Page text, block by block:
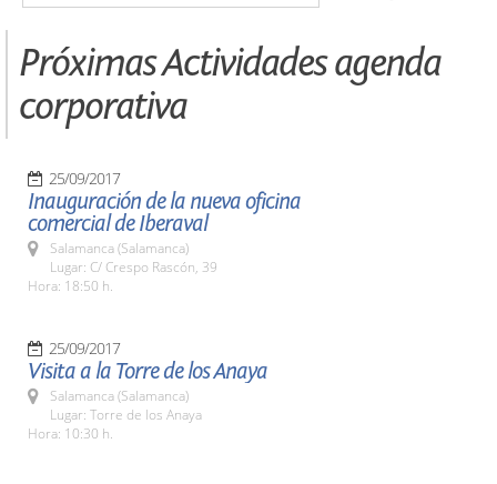
Próximas Actividades agenda
corporativa
25/09/2017
Inauguración de la nueva oficina
comercial de Iberaval
Salamanca (Salamanca)
Lugar: C/ Crespo Rascón, 39
Hora: 18:50 h.
25/09/2017
Visita a la Torre de los Anaya
Salamanca (Salamanca)
Lugar: Torre de los Anaya
Hora: 10:30 h.